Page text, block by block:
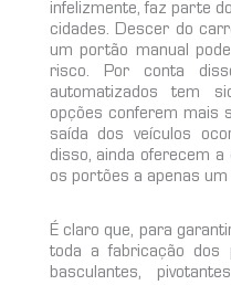
infelizmente, faz parte
cidades. Descer do
um portão manual
risco. Por conta
automatizados tem
opções conferem mais
saída dos veículos
disso, ainda oferecem
os portões a apenas
É claro que, para
toda a fabricação dos
basculantes,